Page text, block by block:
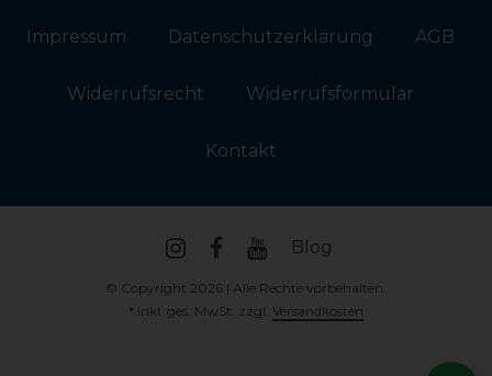
Impressum Daten­schutz­erklärung AGB
Widerrufs­recht Widerrufs­formular
Kontakt
Blog
© Copyright 2026 | Alle Rechte vorbehalten.
* inkl. ges. MwSt. zzgl. Versandkosten